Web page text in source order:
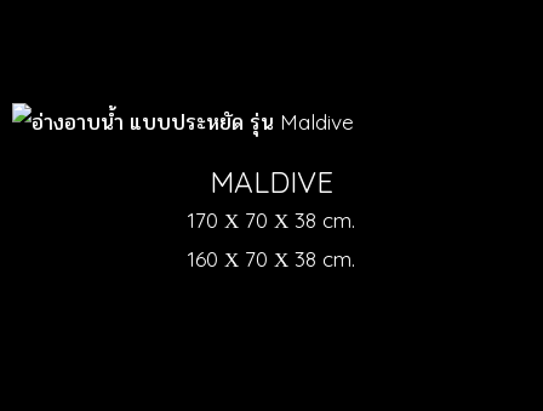
MALDIVE
170 Χ 70 Χ 38 cm.
160 Χ 70 Χ 38 cm.